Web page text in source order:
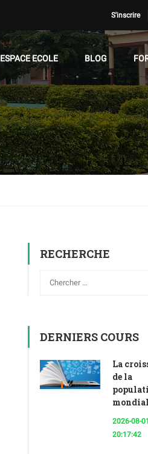
S'inscrire
ESPACE ECOLE BLOG
RECHERCHE
DERNIERS COURS
La
de la
2026-08-01
20:17:42